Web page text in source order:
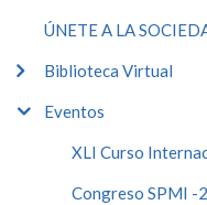
ÚNETE A LA
Biblioteca Virtual
Eventos
XLI Curso
Congreso SPMI -